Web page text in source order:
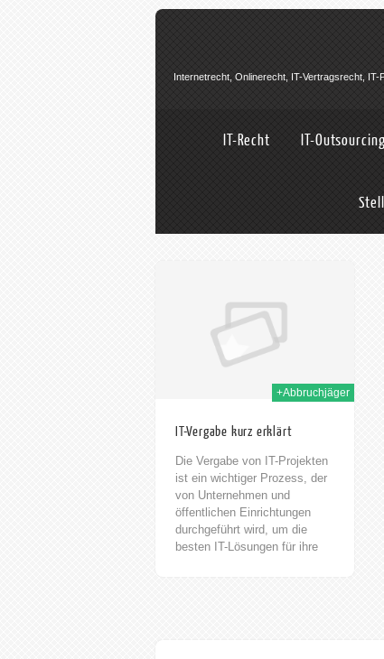
Internetrecht, Onlinerecht, IT-Vertragsrecht,
IT-Recht IT-Outsourcing
+Abbruchjäger
IT-Vergabe kurz erklärt
Die Vergabe von IT-Projekten
ist ein wichtiger Prozess, der
von Unternehmen und
öffentlichen Einrichtungen
durchgeführt wird, um die
besten IT-Lösungen für ihre